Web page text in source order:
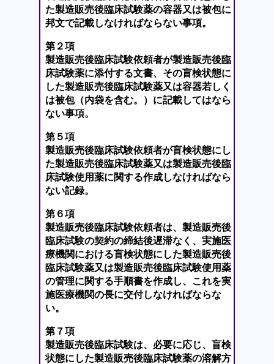
た製造販売後臨床試験薬の容器又は被包に
邦文で記載しなければならない事項。
第２項
製造販売後臨床試験依頼者が製造販売後臨
床試験薬に添付する文書、その盲検状態に
した製造販売後臨床試験薬又は容器若しく
は被包（内袋を含む。）に記載してはなら
ない事項。
第５項
製造販売後臨床試験依頼者が盲検状態にし
た製造販売後臨床試験薬又は製造販売後臨
床試験使用薬に関する作成しなければなら
ない記録。
第６項
製造販売後臨床試験依頼者は、製造販売後
臨床試験の契約の締結後遅滞なく、実施医
療機関における盲検状態にした製造販売後
臨床試験薬又は製造販売後臨床試験使用薬
の管理に関する手順書を作成し、これを実
施医療機関の長に交付しなければならな
い。
第７項
製造販売後臨床試験は、必要に応じ、盲検
状態にした製造販売後臨床試験薬の溶解方